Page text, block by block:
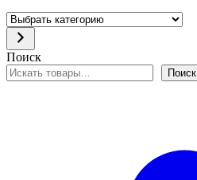
Выбрать
категорию
Поиск
Поиск